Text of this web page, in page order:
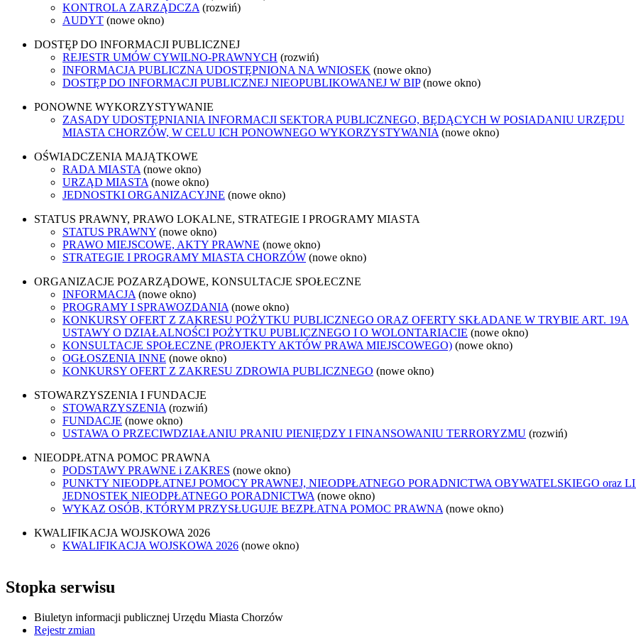
KONTROLA ZARZĄDCZA (rozwiń)
AUDYT (nowe okno)
DOSTĘP DO INFORMACJI PUBLICZNEJ
REJESTR UMÓW CYWILNO-PRAWNYCH (rozwiń)
INFORMACJA PUBLICZNA UDOSTĘPNIONA NA WNIOSEK (nowe okno)
DOSTĘP DO INFORMACJI PUBLICZNEJ NIEOPUBLIKOWANEJ W BIP (nowe okno)
PONOWNE WYKORZYSTYWANIE
ZASADY UDOSTĘPNIANIA INFORMACJI SEKTORA PUBLICZNEGO, BĘDĄCYCH W POSIADANIU URZĘDU
MIASTA CHORZÓW, W CELU ICH PONOWNEGO WYKORZYSTYWANIA (nowe okno)
OŚWIADCZENIA MAJĄTKOWE
RADA MIASTA (nowe okno)
URZĄD MIASTA (nowe okno)
JEDNOSTKI ORGANIZACYJNE (nowe okno)
STATUS PRAWNY, PRAWO LOKALNE, STRATEGIE I PROGRAMY MIASTA
STATUS PRAWNY (nowe okno)
PRAWO MIEJSCOWE, AKTY PRAWNE (nowe okno)
STRATEGIE I PROGRAMY MIASTA CHORZÓW (nowe okno)
ORGANIZACJE POZARZĄDOWE, KONSULTACJE SPOŁECZNE
INFORMACJA (nowe okno)
PROGRAMY I SPRAWOZDANIA (nowe okno)
KONKURSY OFERT Z ZAKRESU POŻYTKU PUBLICZNEGO ORAZ OFERTY SKŁADANE W TRYBIE ART. 19A
USTAWY O DZIAŁALNOŚCI POŻYTKU PUBLICZNEGO I O WOLONTARIACIE (nowe okno)
KONSULTACJE SPOŁECZNE (PROJEKTY AKTÓW PRAWA MIEJSCOWEGO) (nowe okno)
OGŁOSZENIA INNE (nowe okno)
KONKURSY OFERT Z ZAKRESU ZDROWIA PUBLICZNEGO (nowe okno)
STOWARZYSZENIA I FUNDACJE
STOWARZYSZENIA (rozwiń)
FUNDACJE (nowe okno)
USTAWA O PRZECIWDZIAŁANIU PRANIU PIENIĘDZY I FINANSOWANIU TERRORYZMU (rozwiń)
NIEODPŁATNA POMOC PRAWNA
PODSTAWY PRAWNE i ZAKRES (nowe okno)
PUNKTY NIEODPŁATNEJ POMOCY PRAWNEJ, NIEODPŁATNEGO PORADNICTWA OBYWATELSKIEGO oraz
JEDNOSTEK NIEODPŁATNEGO PORADNICTWA (nowe okno)
WYKAZ OSÓB, KTÓRYM PRZYSŁUGUJE BEZPŁATNA POMOC PRAWNA (nowe okno)
KWALIFIKACJA WOJSKOWA 2026
KWALIFIKACJA WOJSKOWA 2026 (nowe okno)
Stopka serwisu
Biuletyn informacji publicznej Urzędu Miasta Chorzów
Rejestr zmian